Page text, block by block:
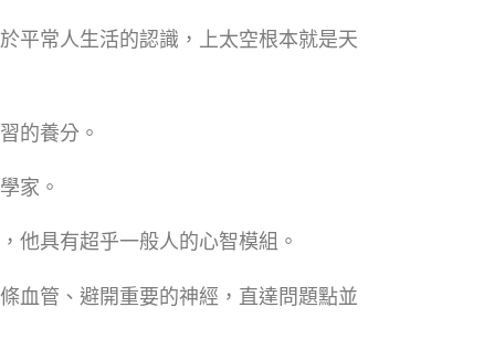
平常人生活的認識，上太空根本就是天
的養分。
家。
他具有超乎一般人的心智模組。
血管、避開重要的神經，直達問題點並